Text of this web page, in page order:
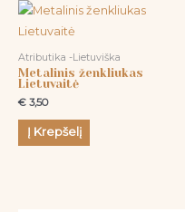
Atributika -Lietuviška
Metalinis ženkliukas
Lietuvaitė
€ 3,50
Į Krepšelį